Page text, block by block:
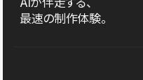
AIが伴走する、
最速の制作体験。